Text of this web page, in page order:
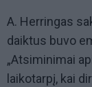
A. Herringas
daiktus buvo
„Atsiminimai
laikotarpį, kai